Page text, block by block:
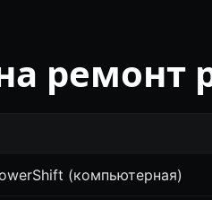
ремонт
(компьютерная)